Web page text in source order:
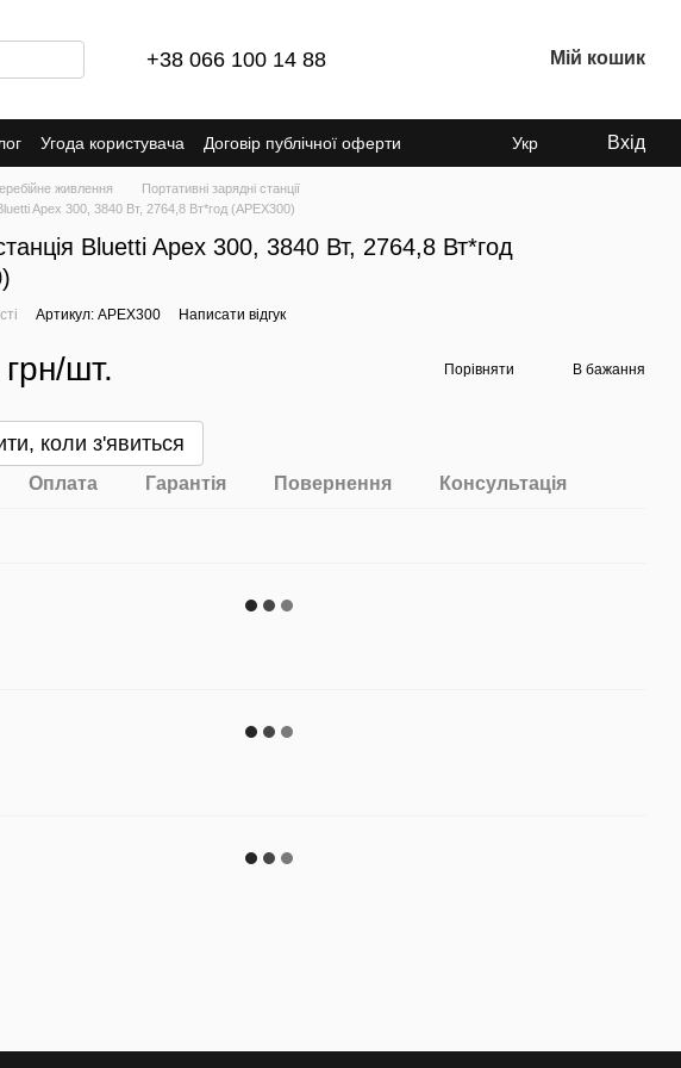
+38 066 100 14 88 Мій кошик
Угода користувача
Договір публічної оферти
Укр Вхід
живлення
Портативні зарядні станції
Apex 300, 3840 Вт, 2764,8 Вт*год (APEX300)
Bluetti Apex 300, 3840 Вт, 2764,8 Вт*год
Артикул: APEX300 Написати відгук
шт. Порівняти В бажання
коли з'явиться
Оплата Гарантія Повернення Консультація